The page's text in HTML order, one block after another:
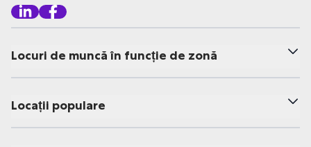
Locuri de muncă în funcție de zonă
Locații populare